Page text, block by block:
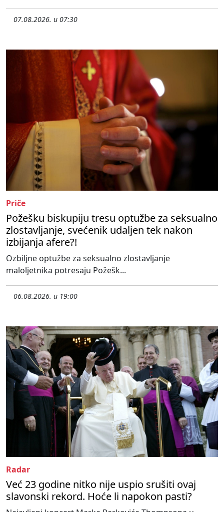
07.08.2026. u 07:30
Priče
Požešku biskupiju tresu optužbe za seksualno
zlostavljanje, svećenik udaljen tek nakon
izbijanja afere?!
Ozbiljne optužbe za seksualno zlostavljanje
maloljetnika potresaju Požešk...
06.08.2026. u 19:00
Radar
Već 23 godine nitko nije uspio srušiti ovaj
slavonski rekord. Hoće li napokon pasti?